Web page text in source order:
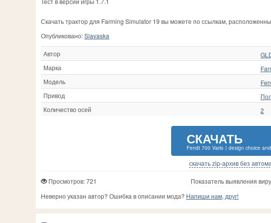
Скачать трактор для Farming Simulator 19 вы можете по ссылкам,
Опубликовано:Slavaska
Автор
Марка
Модель
Привод
Количество осей
2
СКАЧАТЬ
Fendt 700 Vario〡design choice
скачать zip-архив без
Просмотров: 721 Показатель выявления
Неверно указан автор? Ошибка в описании мода? Напиши нам, друг!